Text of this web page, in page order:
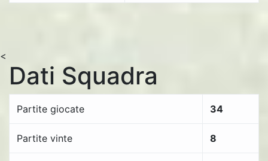
<
Dati Squadra
Partite giocate 34
Partite vinte 8